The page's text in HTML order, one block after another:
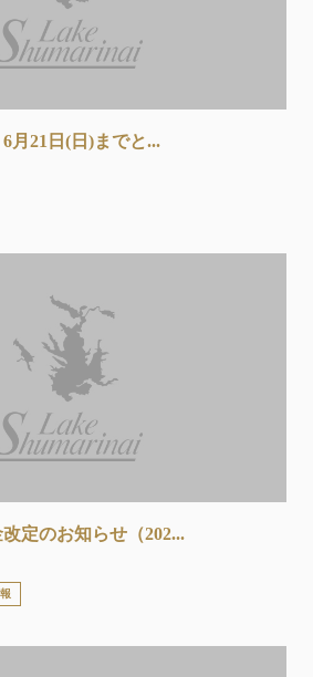
月21日(日)までと...
定のお知らせ（202...